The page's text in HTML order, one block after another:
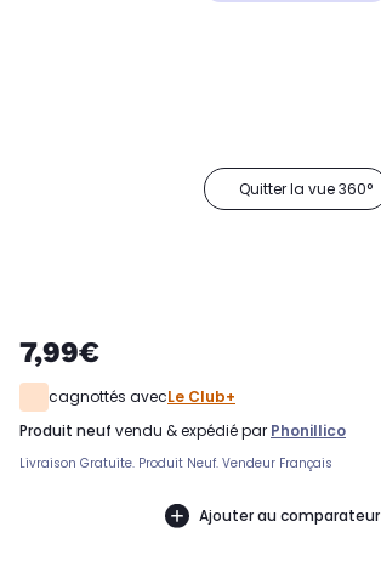
Quitter la vue 360°
7,99€
cagnottés avecLe Club+
produit neuf vendu & expédié par Phonillico
Livraison Gratuite. Produit Neuf. Vendeur Français
Ajouter au comparateur